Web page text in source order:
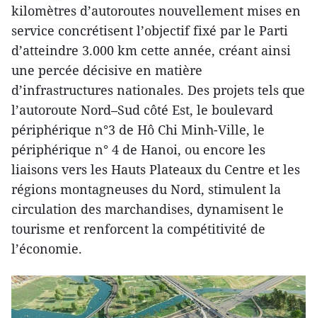
kilomètres d’autoroutes nouvellement mises en
service concrétisent l’objectif fixé par le Parti
d’atteindre 3.000 km cette année, créant ainsi
une percée décisive en matière
d’infrastructures nationales. Des projets tels que
l’autoroute Nord–Sud côté Est, le boulevard
périphérique n°3 de Hô Chi Minh-Ville, le
périphérique n° 4 de Hanoi, ou encore les
liaisons vers les Hauts Plateaux du Centre et les
régions montagneuses du Nord, stimulent la
circulation des marchandises, dynamisent le
tourisme et renforcent la compétitivité de
l’économie.